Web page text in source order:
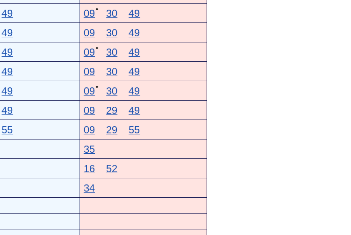
49 09● 30 49
49 09 30 49
49 09● 30 49
49 09 30 49
49 09● 30 49
49 09 29 49
55 09 29 55
35
16 52
34